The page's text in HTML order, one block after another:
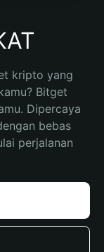
kripto yang
Bitget
Dipercaya
bebas
perjalanan